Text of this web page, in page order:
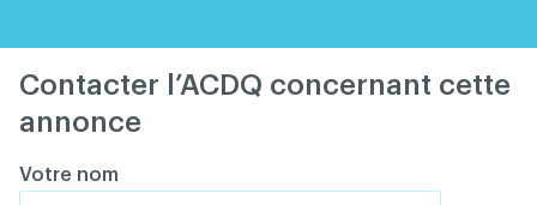
Contacter l’ACDQ concernant cette
annonce
Votre nom